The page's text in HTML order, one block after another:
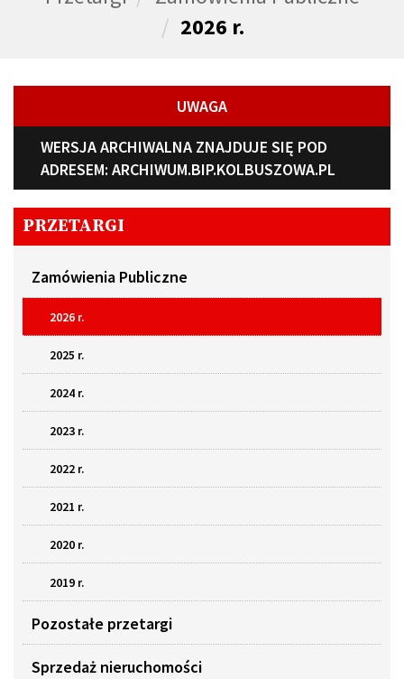
2026 r.
UWAGA
WERSJA ARCHIWALNA ZNAJDUJE SIĘ POD
ADRESEM: ARCHIWUM.BIP.KOLBUSZOWA.PL
PRZETARGI
Zamówienia Publiczne
2026 r.
2025 r.
2024 r.
2023 r.
2022 r.
2021 r.
2020 r.
2019 r.
Pozostałe przetargi
Sprzedaż nieruchomości